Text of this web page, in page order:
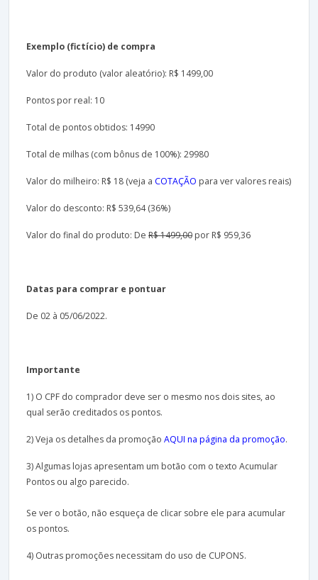
Exemplo (fictício) de compra
Valor do produto (valor aleatório): R$ 1499,00
Pontos por real: 10
Total de pontos obtidos: 14990
Total de milhas (com bônus de 100%): 29980
Valor do milheiro: R$ 18 (veja a COTAÇÃO para ver valores reais)
Valor do desconto: R$ 539,64 (36%)
Valor do final do produto: De R$ 1499,00 por R$ 959,36
Datas para comprar e pontuar
De 02 à 05/06/2022.
Importante
1) O CPF do comprador deve ser o mesmo nos dois sites, ao
qual serão creditados os pontos.
2) Veja os detalhes da promoção AQUI na página da promoção.
3) Algumas lojas apresentam um botão com o texto Acumular
Pontos ou algo parecido.
Se ver o botão, não esqueça de clicar sobre ele para acumular
os pontos.
4) Outras promoções necessitam do uso de CUPONS.